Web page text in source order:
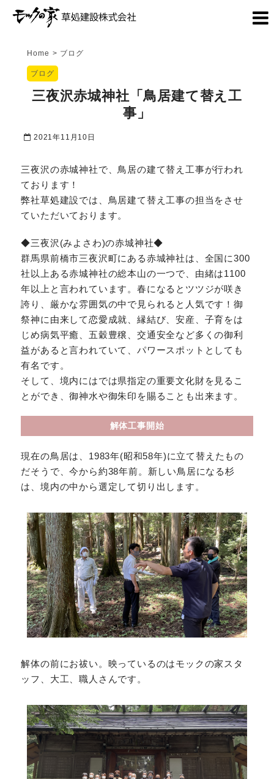
Home > ブログ
ブログ
三夜沢赤城神社「鳥居建て替え工
事」
2021年11月10日
三夜沢の赤城神社で、鳥居の建て替え工事が行われ
ております！
弊社草処建設では、鳥居建て替え工事の担当をさせ
ていただいております。
◆三夜沢(みよさわ)の赤城神社◆
群馬県前橋市三夜沢町にある赤城神社は、全国に300
社以上ある赤城神社の総本山の一つで、由緒は1100
年以上と言われています。春になるとツツジが咲き
誇り、厳かな雰囲気の中で見られると人気です！御
祭神に由来して恋愛成就、縁結び、安産、子育をは
じめ病気平癒、五穀豊穣、交通安全など多くの御利
益があると言われていて、パワースポットとしても
有名です。
そして、境内にはでは県指定の重要文化財を見るこ
とができ、御神水や御朱印を賜ることも出来ます。
解体工事開始
現在の鳥居は、1983年(昭和58年)に立て替えたもの
だそうで、今から約38年前。新しい鳥居になる杉
は、境内の中から選定して切り出します。
解体の前にお祓い。映っているのはモックの家スタ
ッフ、大工、職人さんです。